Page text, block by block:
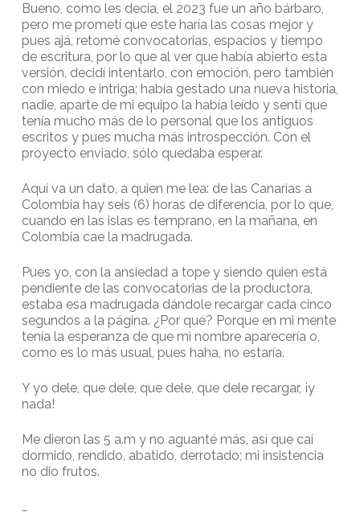
Bueno, como les decía, el 2023 fue un año bárbaro,
pero me prometí que este haría las cosas mejor y
pues ajá, retomé convocatorias, espacios y tiempo
de escritura, por lo que al ver que había abierto esta
versión, decidí intentarlo, con emoción, pero también
con miedo e intriga; había gestado una nueva historia,
nadie, aparte de mi equipo la había leído y sentí que
tenía mucho más de lo personal que los antiguos
escritos y pues mucha más introspección. Con el
proyecto enviado, sólo quedaba esperar.
Aquí va un dato, a quien me lea: de las Canarias a
Colombia hay seis (6) horas de diferencia, por lo que,
cuando en las islas es temprano, en la mañana, en
Colombia cae la madrugada.
Pues yo, con la ansiedad a tope y siendo quien está
pendiente de las convocatorias de la productora,
estaba esa madrugada dándole recargar cada cinco
segundos a la página. ¿Por qué? Porque en mi mente
tenía la esperanza de que mi nombre aparecería o,
como es lo más usual, pues haha, no estaría.
Y yo dele, que dele, que dele, que dele recargar, ¡y
nada!
Me dieron las 5 a.m y no aguanté más, así que caí
dormido, rendido, abatido, derrotado; mi insistencia
no dio frutos.
…